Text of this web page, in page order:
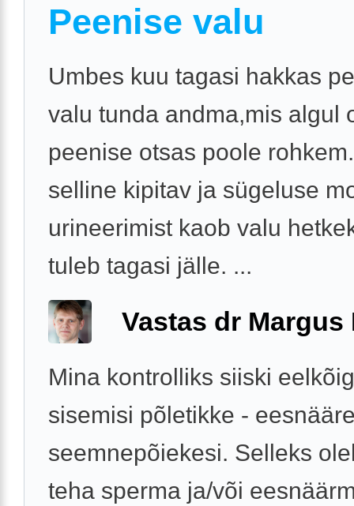
Peenise valu
Umbes kuu tagasi hakkas
valu tunda andma,mis algul
peenise otsas poole
selline kipitav ja sügeluse
urineerimist kaob valu
tuleb tagasi jälle. ...
Vastas dr Margus
Mina kontrolliks siiski
sisemisi põletikke -
seemnepõiekesi. Selleks
teha sperma ja/või